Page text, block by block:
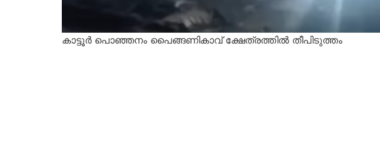
കാട്ടൂർ പൊഞ്ഞനം പൈങ്ങണികാവ് ക്ഷേത്രത്തിൽ തീപിടുത്തം